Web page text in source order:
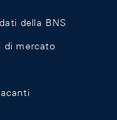
della BNS
di mercato